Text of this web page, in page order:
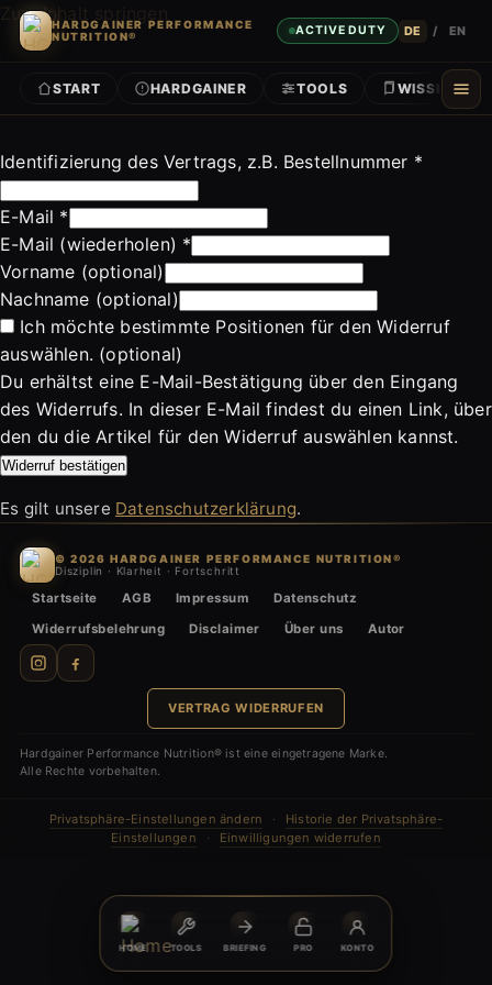
Zum Inhalt springen
HARDGAINER PERFORMANCE
NUTRITION®
ACTIVE DUTY DE / EN
START HARDGAINER TOOLS WISSEN
HOME TOOLS BRIEFING PRO KONTO
Identifizierung des Vertrags, z.B. Bestellnummer *
E-Mail *
E-Mail (wiederholen) *
Vorname (optional)
Nachname (optional)
Ich möchte bestimmte Positionen für den Widerruf
auswählen. (optional)
Du erhältst eine E-Mail-Bestätigung über den Eingang
des Widerrufs. In dieser E-Mail findest du einen Link, über
den du die Artikel für den Widerruf auswählen kannst.
Widerruf bestätigen
Es gilt unsere Datenschutzerklärung.
© 2026 HARDGAINER PERFORMANCE NUTRITION®
Disziplin · Klarheit · Fortschritt
Startseite AGB Impressum
Datenschutz
Widerrufsbelehrung
Disclaimer Über uns Autor
VERTRAG WIDERRUFEN
Hardgainer Performance Nutrition® ist eine eingetragene Marke.
Alle Rechte vorbehalten.
Privatsphäre-Einstellungen ändern ·
Historie der Privatsphäre-
Einstellungen
· Einwilligungen widerrufen